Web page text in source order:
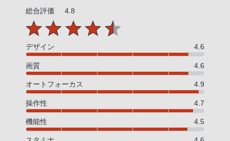
総合評価 4.8
デザイン 4.6
画質 4.6
オートフォーカス 4.9
操作性 4.7
機能性 4.5